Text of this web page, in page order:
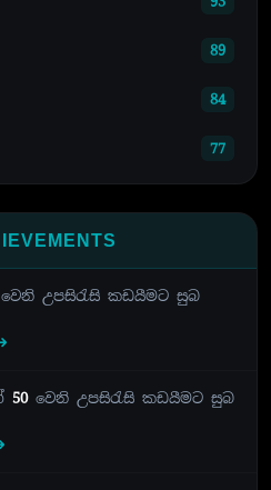
89
84
77
උපසිරැසි කඩයීමට සුබ
50වෙනි උපසිරැසි කඩයීමට සුබ